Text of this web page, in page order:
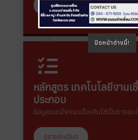
ดูรายละเอียด
หลักสูตร เทคโนโลยีงานเ
ประกอบ
ข้อมูลแนะนำคณะเบื้องต้นใส่เป็นรายละ
ดูรายละเอียด
ปิดหน้าต่างนี้!